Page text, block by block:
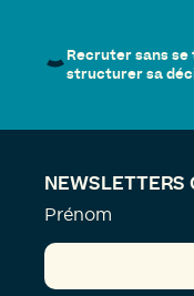
Recruter sans se
structurer sa
NEWSLETTERS
Prénom